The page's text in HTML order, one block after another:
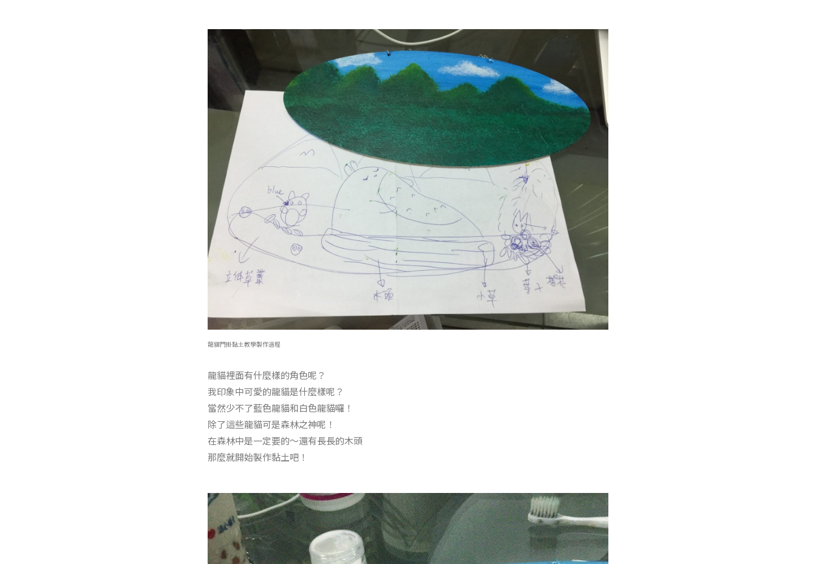
龍貓門掛黏土教學製作過程
龍貓裡面有什麼樣的角色呢？
我印象中可愛的龍貓是什麼樣呢？
當然少不了藍色龍貓和白色龍貓囉！
除了這些龍貓可是森林之神呢！
在森林中是一定要的～還有長長的木頭
那麼就開始製作黏土吧！